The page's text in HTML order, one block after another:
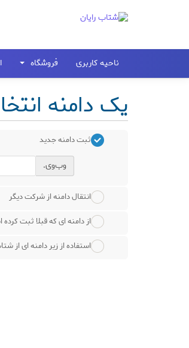
ناحیه کاربری فروشگاه
یک دامنه
ثبت دامنه جدید
وب‌وی.
انتقال دامنه از شرکت دیگر
از دامنه ای که قبلا ثبت
استفاده از زیر دامنه ای از